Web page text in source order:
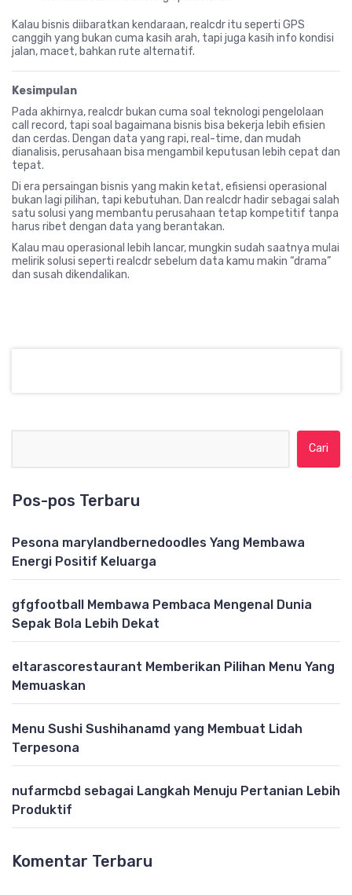
Kalau bisnis diibaratkan kendaraan, realcdr itu seperti GPS
canggih yang bukan cuma kasih arah, tapi juga kasih info kondisi
jalan, macet, bahkan rute alternatif.
Kesimpulan
Pada akhirnya, realcdr bukan cuma soal teknologi pengelolaan
call record, tapi soal bagaimana bisnis bisa bekerja lebih efisien
dan cerdas. Dengan data yang rapi, real-time, dan mudah
dianalisis, perusahaan bisa mengambil keputusan lebih cepat dan
tepat.
Di era persaingan bisnis yang makin ketat, efisiensi operasional
bukan lagi pilihan, tapi kebutuhan. Dan realcdr hadir sebagai salah
satu solusi yang membantu perusahaan tetap kompetitif tanpa
harus ribet dengan data yang berantakan.
Kalau mau operasional lebih lancar, mungkin sudah saatnya mulai
melirik solusi seperti realcdr sebelum data kamu makin “drama”
dan susah dikendalikan.
Pos-pos Terbaru
Pesona marylandbernedoodles Yang Membawa
Energi Positif Keluarga
gfgfootball Membawa Pembaca Mengenal Dunia
Sepak Bola Lebih Dekat
eltarascorestaurant Memberikan Pilihan Menu Yang
Memuaskan
Menu Sushi Sushihanamd yang Membuat Lidah
Terpesona
nufarmcbd sebagai Langkah Menuju Pertanian Lebih
Produktif
Komentar Terbaru